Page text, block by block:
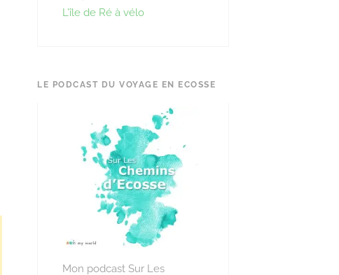
L’île de Ré à vélo
LE PODCAST DU VOYAGE EN ECOSSE
Mon podcast Sur Les